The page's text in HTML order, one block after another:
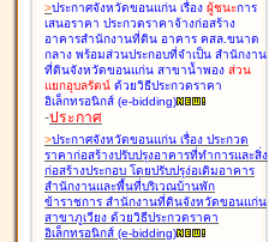
>ประกาศจังหวัดขอนแก่น เรื่อง ผู้ชนะการ
เสนอราคา ประกวดราคาจ้างก่อสร้าง
อาคารสำนักงานที่ดิน อาคาร คสล.ขนาด
กลาง พร้อมส่วนประกอบที่จำเป็น สำนักงาน
ที่ดินจังหวัดขอนแก่น สาขาน้ำพอง ส่วน
แยกอุบลรัตน์ ด้วยวิธีประกวดราคา
อิเล็กทรอนิกส์ (e-bidding)
-ประกาศ
>ประกาศจังหวัดขอนแก่น เรื่อง ประกวด
ราคาก่อสร้างปรับปรุงอาคารที่ทำการและสิ่ง
ก่อสร้างประกอบ โดยปรับปรุง่อเติมอาคาร
สำนักงานและพื้นที่บริเวณบ้านพัก
ข้าราชการ สำนักงานที่ดินจังหวัดขอนแก่น
สาขาภูเวียง ด้วยวิธีประกวดราคา
อิเล็กทรอนิกส์ (e-bidding)